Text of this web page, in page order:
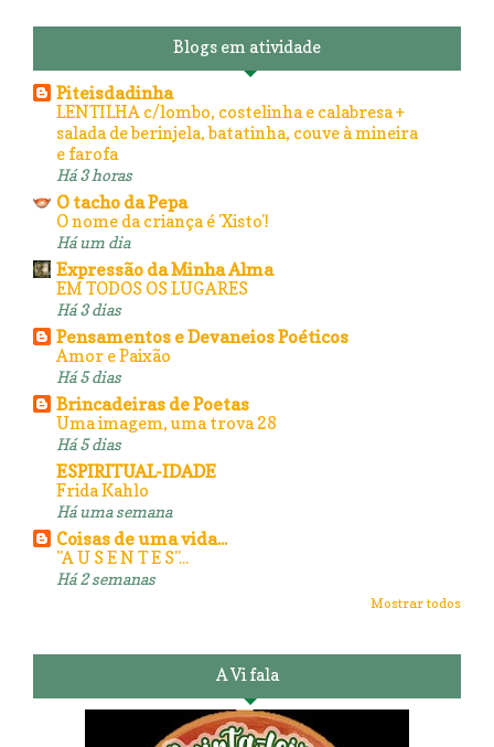
Blogs em atividade
Piteisdadinha
LENTILHA c/lombo, costelinha e calabresa +
salada de berinjela, batatinha, couve à mineira
e farofa
Há 3 horas
O tacho da Pepa
O nome da criança é 'Xisto'!
Há um dia
Expressão da Minha Alma
EM TODOS OS LUGARES
Há 3 dias
Pensamentos e Devaneios Poéticos
Amor e Paixão
Há 5 dias
Brincadeiras de Poetas
Uma imagem, uma trova 28
Há 5 dias
ESPIRITUAL-IDADE
Frida Kahlo
Há uma semana
Coisas de uma vida...
"A U S E N T E S"...
Há 2 semanas
Mostrar todos
A Vi fala